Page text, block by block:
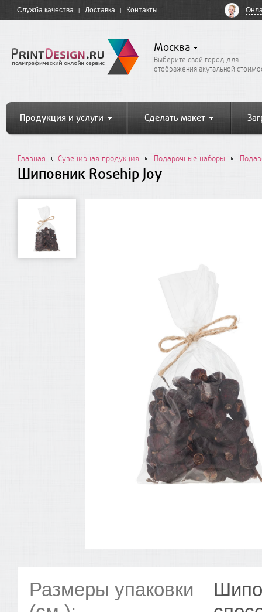
Служба качества Доставка Контакты
Москва
Выберите свой город для
отображения акутальной
Продукция и услуги Сделать макет
Главная Сувенирная продукция Подарочные наборы
Шиповник Rosehip Joy
Размеры упаковки